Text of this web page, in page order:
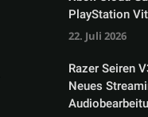
PlayStation
22. Juli 2026
Razer Seiren
Neues